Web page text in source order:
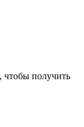
чтобы получить